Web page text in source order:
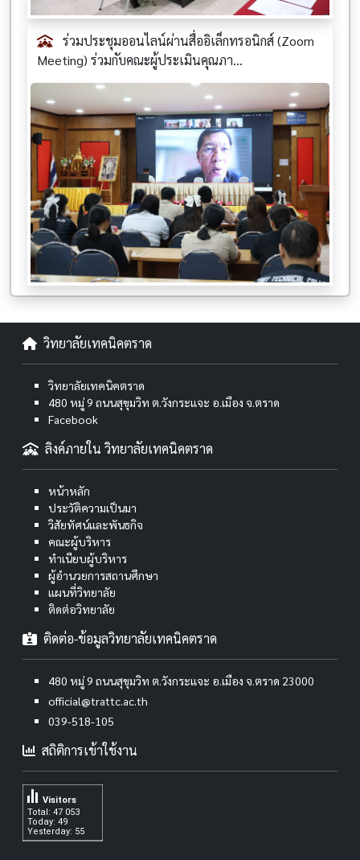
ร่วมประชุมออนไลน์ผ่านสื่ออิเล็กทรอนิกส์ (Zoom
Meeting) ร่วมกับคณะผู้ประเมินคุณภา...
วิทยาลัยเทคนิคตราด
วิทยาลัยเทคนิคตราด
480 หมู่ 9 ถนนสุขุมวิท ต.วังกระแจะ อ.เมือง จ.ตราด
Facebook
ลิงค์ภายใน วิทยาลัยเทคนิคตราด
หน้าหลัก
ประวัติความเป็นมา
วิสัยทัศน์และพันธกิจ
คณะผู้บริหาร
ทำเนียบผู้บริหาร
ผู้อำนวยการสถานศึกษา
แผนที่วิทยาลัย
ติดต่อวิทยาลัย
ติดต่อ-ข้อมูลวิทยาลัยเทคนิคตราด
480 หมู่ 9 ถนนสุขุมวิท ต.วังกระแจะ อ.เมือง จ.ตราด 23000
official@trattc.ac.th
039-518-105
สถิติการเข้าใช้งาน
Total: 47 053
Today: 49
Yesterday: 55
Visitors